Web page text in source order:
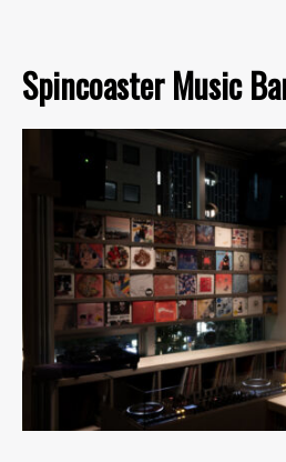
Spincoaster Music